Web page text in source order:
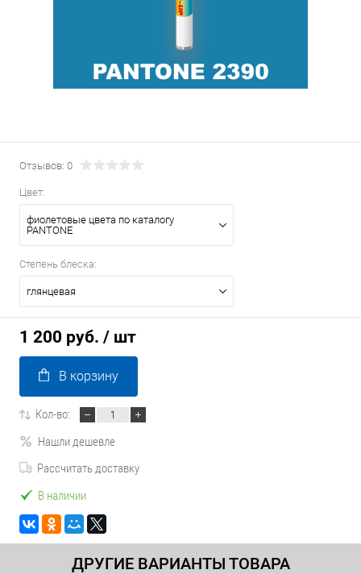
Отзывов: 0
Цвет:
фиолетовые цвета по каталогу
PANTONE
Степень блеска:
глянцевая
1 200 руб. / шт
В корзину
Кол-во:
Нашли дешевле
Рассчитать доставку
В наличии
ДРУГИЕ ВАРИАНТЫ ТОВАРА